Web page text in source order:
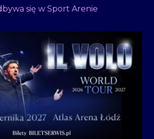
się w Sport Arenie